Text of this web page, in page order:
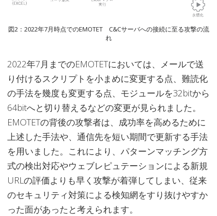
図2：2022年7月時点でのEMOTET C&Cサーバへの接続に至る攻撃の流
れ
2022年7月までのEMOTETにおいては、メールで送
り付けるスクリプトを小まめに変更する点、難読化
の手法を幾度も変更する点、モジュールを32bitから
64bitへと切り替えるなどの変更が見られました。
EMOTETの背後の攻撃者は、成功率を高めるために
上述した手法や、通信先を短い期間で更新する手法
を用いました。これにより、パターンマッチング方
式の検出対応やウェブレピュテーションによる新規
URLの評価よりも早く攻撃が着弾してしまい、従来
のセキュリティ対策による検知網をすり抜けやすか
った面があったと考えられます。